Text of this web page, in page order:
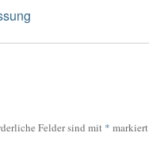
Felder sind mit * markiert